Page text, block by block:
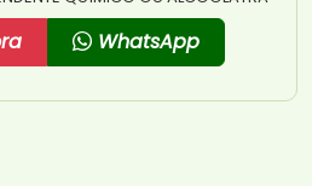
WhatsApp